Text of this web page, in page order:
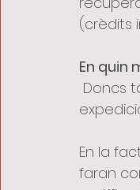
(crèdits
En quin
En la
faran